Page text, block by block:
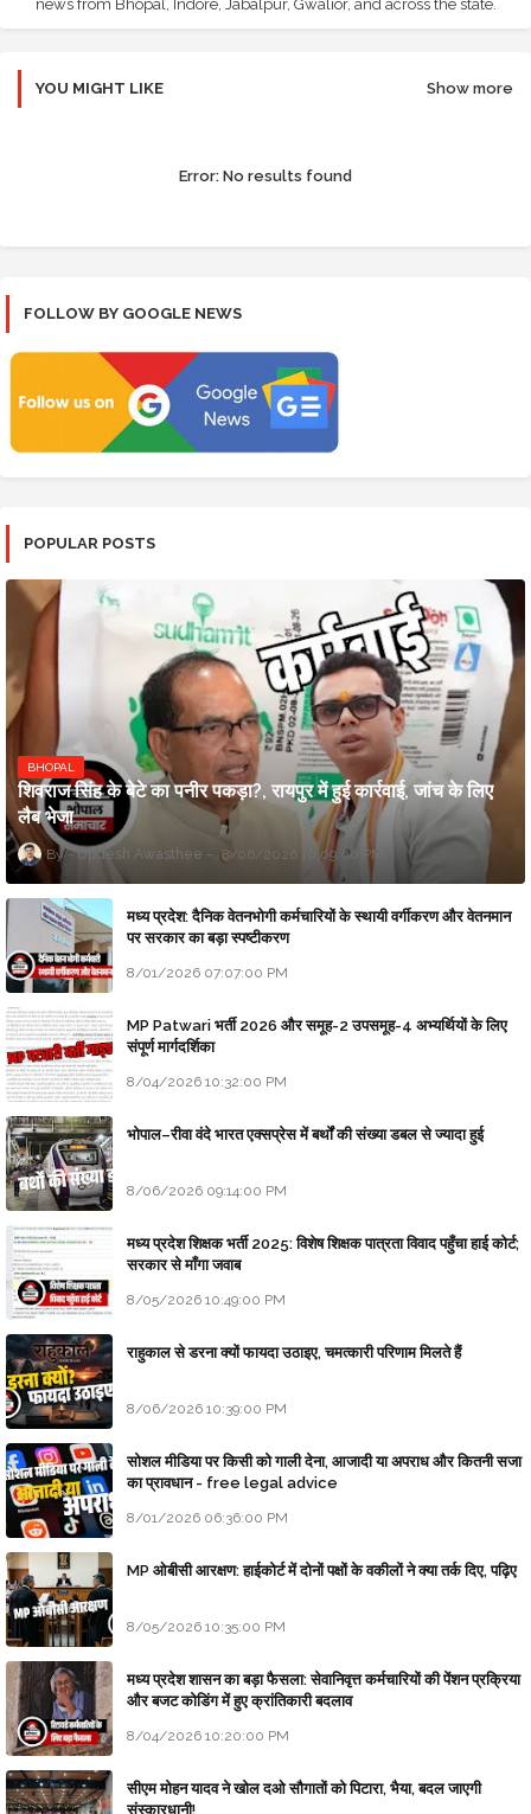
news from Bhopal, Indore, Jabalpur, Gwalior, and across the state.
YOU MIGHT LIKE Show more
Error: No results found
FOLLOW BY GOOGLE NEWS
POPULAR POSTS
BHOPAL
शिवराज सिंह के बेटे का पनीर पकड़ा?, रायपुर में हुई कार्रवाई, जांच के लिए
लैब भेजा
Updesh Awasthee 8/06/2026 10:09:00 PM
मध्य प्रदेश: दैनिक वेतनभोगी कर्मचारियों के स्थायी वर्गीकरण और वेतनमान
पर सरकार का बड़ा स्पष्टीकरण
8/01/2026 07:07:00 PM
MP Patwari भर्ती 2026 और समूह-2 उपसमूह-4 अभ्यर्थियों के लिए
संपूर्ण मार्गदर्शिका
8/04/2026 10:32:00 PM
भोपाल–रीवा वंदे भारत एक्सप्रेस में बर्थों की संख्या डबल से ज्यादा हुई
8/06/2026 09:14:00 PM
मध्य प्रदेश शिक्षक भर्ती 2025: विशेष शिक्षक पात्रता विवाद पहुँचा हाई कोर्ट;
सरकार से माँगा जवाब
8/05/2026 10:49:00 PM
राहुकाल से डरना क्यों फायदा उठाइए, चमत्कारी परिणाम मिलते हैं
8/06/2026 10:39:00 PM
सोशल मीडिया पर किसी को गाली देना, आजादी या अपराध और कितनी सजा
का प्रावधान - free legal advice
8/01/2026 06:36:00 PM
MP ओबीसी आरक्षण: हाईकोर्ट में दोनों पक्षों के वकीलों ने क्या तर्क दिए, पढ़िए
8/05/2026 10:35:00 PM
मध्य प्रदेश शासन का बड़ा फैसला: सेवानिवृत्त कर्मचारियों की पेंशन प्रक्रिया
और बजट कोडिंग में हुए क्रांतिकारी बदलाव
8/04/2026 10:20:00 PM
सीएम मोहन यादव ने खोल दओ सौगातों को पिटारा, भैया, बदल जाएगी
संस्कारधानी!